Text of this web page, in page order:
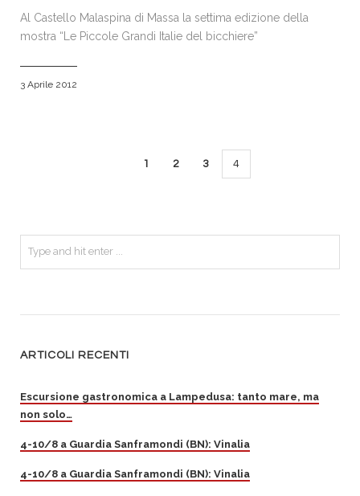
Al Castello Malaspina di Massa la settima edizione della
mostra “Le Piccole Grandi Italie del bicchiere”
3 Aprile 2012
1 2 3 4
ARTICOLI RECENTI
Escursione gastronomica a Lampedusa: tanto mare, ma
non solo…
4-10/8 a Guardia Sanframondi (BN): Vinalia
4-10/8 a Guardia Sanframondi (BN): Vinalia